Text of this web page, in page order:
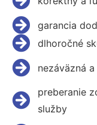
garancia
dlhoročné
nezáväzná
preberanie
služby